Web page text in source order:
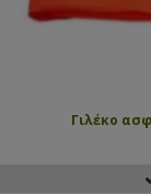
Γιλέκο